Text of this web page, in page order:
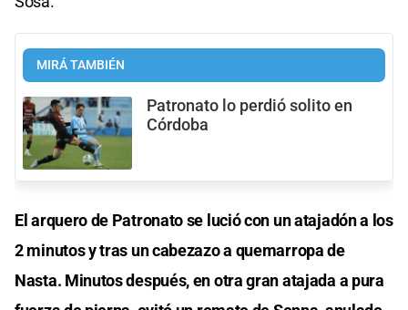
MIRÁ TAMBIÉN
Patronato lo perdió solito en
Córdoba
El arquero de Patronato se lució con un atajadón a los
2 minutos y tras un cabezazo a quemarropa de
Nasta. Minutos después, en otra gran atajada a pura